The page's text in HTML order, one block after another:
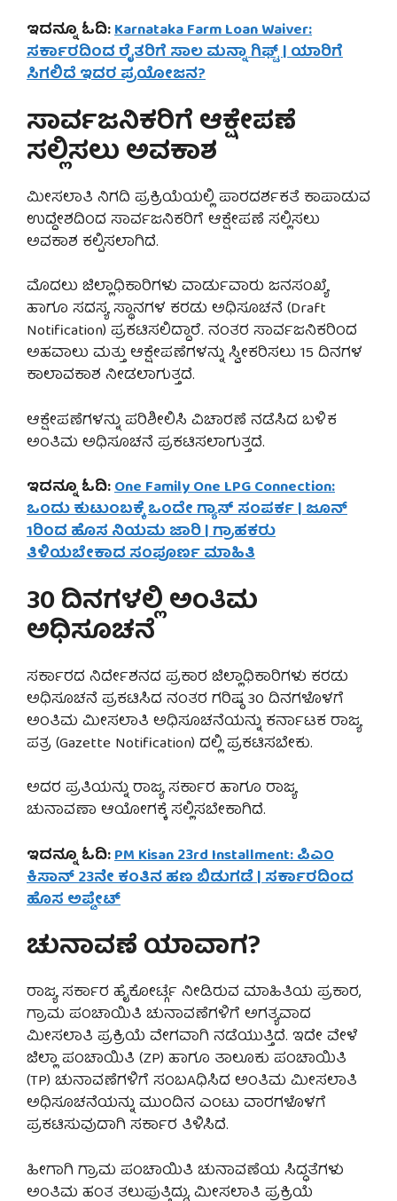
ಇದನ್ನೂ ಓದಿ:Karnataka Farm Loan Waiver:
ಸರ್ಕಾರದಿಂದ ರೈತರಿಗೆ ಸಾಲ ಮನ್ನಾ ಗಿಫ್ಟ್ | ಯಾರಿಗೆ
ಸಿಗಲಿದೆ ಇದರ ಪ್ರಯೋಜನ?
ಸಾರ್ವಜನಿಕರಿಗೆ ಆಕ್ಷೇಪಣೆ
ಸಲ್ಲಿಸಲು ಅವಕಾಶ
ಮೀಸಲಾತಿ ನಿಗದಿ ಪ್ರಕ್ರಿಯೆಯಲ್ಲಿ ಪಾರದರ್ಶಕತೆ ಕಾಪಾಡುವ
ಉದ್ದೇಶದಿಂದ ಸಾರ್ವಜನಿಕರಿಗೆ ಆಕ್ಷೇಪಣೆ ಸಲ್ಲಿಸಲು
ಅವಕಾಶ ಕಲ್ಪಿಸಲಾಗಿದೆ.
ಮೊದಲು ಜಿಲ್ಲಾಧಿಕಾರಿಗಳು ವಾರ್ಡುವಾರು ಜನಸಂಖ್ಯೆ
ಹಾಗೂ ಸದಸ್ಯ ಸ್ಥಾನಗಳ ಕರಡು ಅಧಿಸೂಚನೆ (Draft
Notification) ಪ್ರಕಟಿಸಲಿದ್ದಾರೆ. ನಂತರ ಸಾರ್ವಜನಿಕರಿಂದ
ಅಹವಾಲು ಮತ್ತು ಆಕ್ಷೇಪಣೆಗಳನ್ನು ಸ್ವೀಕರಿಸಲು 15 ದಿನಗಳ
ಕಾಲಾವಕಾಶ ನೀಡಲಾಗುತ್ತದೆ.
ಆಕ್ಷೇಪಣೆಗಳನ್ನು ಪರಿಶೀಲಿಸಿ ವಿಚಾರಣೆ ನಡೆಸಿದ ಬಳಿಕ
ಅಂತಿಮ ಅಧಿಸೂಚನೆ ಪ್ರಕಟಿಸಲಾಗುತ್ತದೆ.
ಇದನ್ನೂ ಓದಿ:One Family One LPG Connection:
ಒಂದು ಕುಟುಂಬಕ್ಕೆ ಒಂದೇ ಗ್ಯಾಸ್ ಸಂಪರ್ಕ | ಜೂನ್
1ರಿಂದ ಹೊಸ ನಿಯಮ ಜಾರಿ | ಗ್ರಾಹಕರು
ತಿಳಿಯಬೇಕಾದ ಸಂಪೂರ್ಣ ಮಾಹಿತಿ
30 ದಿನಗಳಲ್ಲಿ ಅಂತಿಮ
ಅಧಿಸೂಚನೆ
ಸರ್ಕಾರದ ನಿರ್ದೇಶನದ ಪ್ರಕಾರ ಜಿಲ್ಲಾಧಿಕಾರಿಗಳು ಕರಡು
ಅಧಿಸೂಚನೆ ಪ್ರಕಟಿಸಿದ ನಂತರ ಗರಿಷ್ಠ 30 ದಿನಗಳೊಳಗೆ
ಅಂತಿಮ ಮೀಸಲಾತಿ ಅಧಿಸೂಚನೆಯನ್ನು ಕರ್ನಾಟಕ ರಾಜ್ಯ
ಪತ್ರ (Gazette Notification) ದಲ್ಲಿ ಪ್ರಕಟಿಸಬೇಕು.
ಅದರ ಪ್ರತಿಯನ್ನು ರಾಜ್ಯ ಸರ್ಕಾರ ಹಾಗೂ ರಾಜ್ಯ
ಚುನಾವಣಾ ಆಯೋಗಕ್ಕೆ ಸಲ್ಲಿಸಬೇಕಾಗಿದೆ.
ಇದನ್ನೂ ಓದಿ:PM Kisan 23rd Installment: ಪಿಎಂ
ಕಿಸಾನ್ 23ನೇ ಕಂತಿನ ಹಣ ಬಿಡುಗಡೆ | ಸರ್ಕಾರದಿಂದ
ಹೊಸ ಅಪ್ಡೇಟ್
ಚುನಾವಣೆ ಯಾವಾಗ?
ರಾಜ್ಯ ಸರ್ಕಾರ ಹೈಕೋರ್ಟ್ಗೆ ನೀಡಿರುವ ಮಾಹಿತಿಯ ಪ್ರಕಾರ,
ಗ್ರಾಮ ಪಂಚಾಯಿತಿ ಚುನಾವಣೆಗಳಿಗೆ ಅಗತ್ಯವಾದ
ಮೀಸಲಾತಿ ಪ್ರಕ್ರಿಯೆ ವೇಗವಾಗಿ ನಡೆಯುತ್ತಿದೆ. ಇದೇ ವೇಳೆ
ಜಿಲ್ಲಾ ಪಂಚಾಯಿತಿ (ZP) ಹಾಗೂ ತಾಲೂಕು ಪಂಚಾಯಿತಿ
(TP) ಚುನಾವಣೆಗಳಿಗೆ ಸಂಬAಧಿಸಿದ ಅಂತಿಮ ಮೀಸಲಾತಿ
ಅಧಿಸೂಚನೆಯನ್ನು ಮುಂದಿನ ಎಂಟು ವಾರಗಳೊಳಗೆ
ಪ್ರಕಟಿಸುವುದಾಗಿ ಸರ್ಕಾರ ತಿಳಿಸಿದೆ.
ಹೀಗಾಗಿ ಗ್ರಾಮ ಪಂಚಾಯಿತಿ ಚುನಾವಣೆಯ ಸಿದ್ಧತೆಗಳು
ಅಂತಿಮ ಹಂತ ತಲುಪುತ್ತಿದ್ದು, ಮೀಸಲಾತಿ ಪ್ರಕ್ರಿಯೆ